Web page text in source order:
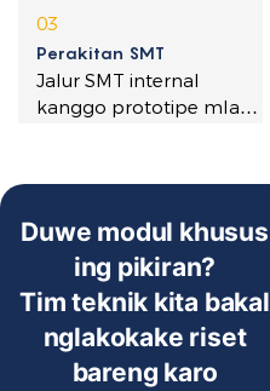
target sampeyan.
03
Perakitan SMT
Jalur SMT internal
kanggo prototipe mlaku
Duwe modul khusus
ing pikiran?
Tim teknik kita bakal
nglakokake riset
bareng karo